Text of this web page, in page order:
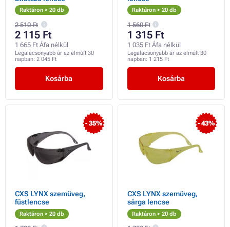
Raktáron > 20 db
2 510 Ft
2 115 Ft
1 665 Ft Áfa nélkül
Legalacsonyabb ár az elmúlt 30
napban: 2 045 Ft
Kosárba
Raktáron > 20 db
1 560 Ft
1 315 Ft
1 035 Ft Áfa nélkül
Legalacsonyabb ár az elmúlt 30
napban: 1 215 Ft
Kosárba
- 35%
CXS LYNX szemüveg,
füstlencse
Raktáron > 20 db
- 43%
CXS LYNX szemüveg,
sárga lencse
Raktáron > 20 db